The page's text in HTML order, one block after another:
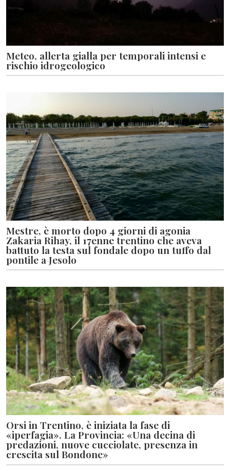
Meteo, allerta gialla per temporali intensi e
rischio idrogeologico
Mestre, è morto dopo 4 giorni di agonia
Zakaria Rihay, il 17enne trentino che aveva
battuto la testa sul fondale dopo un tuffo dal
pontile a Jesolo
Orsi in Trentino, è iniziata la fase di
«iperfagia». La Provincia: «Una decina di
predazioni, nuove cucciolate, presenza in
crescita sul Bondone»